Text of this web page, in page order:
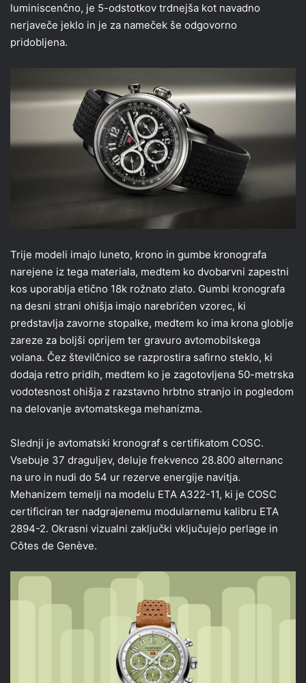
luminiscenčno, je 5-odstotkov trdnejša kot navadno
nerjaveče jeklo in je za nameček še odgovorno
pridobljena.
Trije modeli imajo luneto, krono in gumbe kronografa
narejene iz tega materiala, medtem ko dvobarvni zapestni
kos uporablja etično 18k rožnato zlato. Gumbi kronografa
na desni strani ohišja imajo narebričen vzorec, ki
predstavlja zavorne stopalke, medtem ko ima krona globlje
zareze za boljši oprijem ter gravuro avtomobilskega
volana. Čez številčnico se razprostira safirno steklo, ki
dodaja retro pridih, medtem ko je zagotovljena 50-metrska
vodotesnost ohišja z razstavno hrbtno stranjo in pogledom
na delovanje avtomatskega mehanizma.
Slednji je avtomatski kronograf s certifikatom COSC.
Vsebuje 37 draguljev, deluje frekvenco 28.800 alternanc
na uro in nudi do 54 ur rezerve energije navitja.
Mehanizem temelji na modelu ETA A322-11, ki je COSC
certificiran ter nadgrajenemu modularnemu kalibru ETA
2894-2. Okrasni vizualni zaključki vključujejo perlage in
Côtes de Genève.